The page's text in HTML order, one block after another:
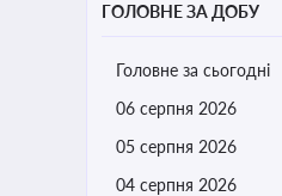
ГОЛОВНЕ ЗА ДОБУ
Головне за сьогодні
06 серпня 2026
05 серпня 2026
04 серпня 2026